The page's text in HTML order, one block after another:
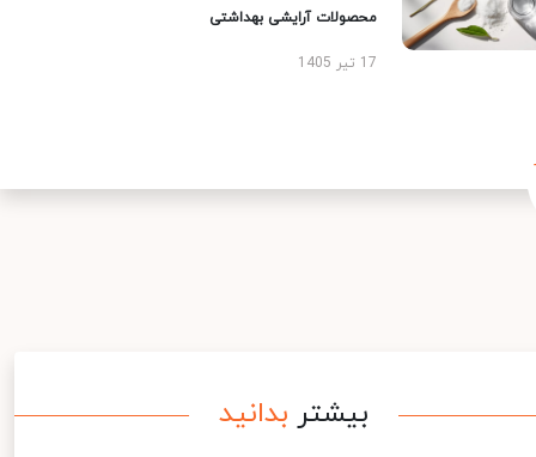
محصولات آرایشی بهداشتی
17 تیر 1405
بیشتر بدانید